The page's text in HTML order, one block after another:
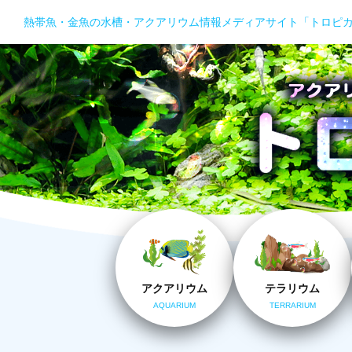
熱帯魚・金魚の水槽・アクアリウム情報メディアサイト「トロピ
アクアリウム
AQUARIUM
テラリウム
TERRARIUM